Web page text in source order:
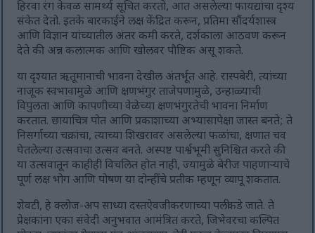
हिरवा रंग केवळ सामर्थ्य सूचित करतो, आत असलेल्या फायद्यांचा दृश्य
संकेत देतो. इतके बारकाईने लक्ष केंद्रित करून, प्रतिमा सौंदर्यशास्त्र
आणि विज्ञान यांच्यातील अंतर कमी करते, दर्शकाला आठवण करून
देते की अन्न कलात्मक आणि खोलवर पौष्टिक असू शकते.
या दृश्यात ऋतूमानाची भावना देखील अंतर्भूत आहे. रास्पबेरी, त्यांच्या
नाजूक स्वभावामुळे आणि क्षणभंगुर ताजेपणामुळे, उन्हाळ्याची
विपुलता आणि कापणीच्या वेळेच्या क्षणभंगुरतेची भावना निर्माण
करतात. छायाचित्र पोत आणि प्रकाशाच्या अभ्यासापेक्षा जास्त बनते; ते
निसर्गाच्या चक्रांचा, त्याच्या शिखरावर असलेल्या फळांचा, क्षणात चव
घेतलेल्या उत्सवाचा उत्सव बनते. अस्पष्ट पार्श्वभूमी सुनिश्चित करते की
या उत्सवातून काहीही विचलित होत नाही, ज्यामुळे बेरीज पाहणाऱ्याचे
पूर्ण लक्ष भोग आणि पोषण या दोन्हींचे प्रतीक म्हणून व्यापू शकतात.
शेवटी, हे क्लोज-अप साध्या दस्तऐवजीकरणाच्या पलीकडे जाते. ते
प्रेक्षकांना एका संवेदी अनुभवात आमंत्रित करते, जिभेवरचा कल्पित